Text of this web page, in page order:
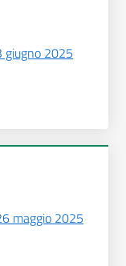
giugno 2025
maggio 2025